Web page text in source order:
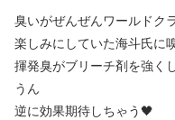
臭いがぜんぜんワールドク
楽しみにしていた海斗氏に
揮発臭がブリーチ剤を強く
うん
逆に効果期待しちゃう🖤